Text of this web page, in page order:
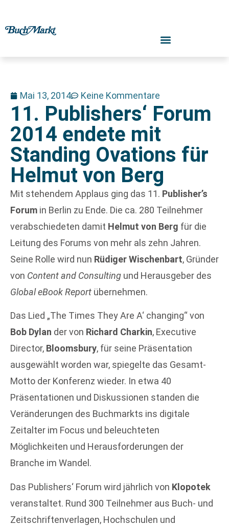
Mai 13, 2014 Keine Kommentare
11. Publishers‘ Forum
2014 endete mit
Standing Ovations für
Helmut von Berg
Mit stehendem Applaus ging das 11. Publisher’s
Forum in Berlin zu Ende. Die ca. 280 Teilnehmer
verabschiedeten damit Helmut von Berg für die
Leitung des Forums von mehr als zehn Jahren.
Seine Rolle wird nun Rüdiger Wischenbart, Gründer
von Content and Consulting und Herausgeber des
Global eBook Report übernehmen.
Das Lied „The Times They Are A‘ changing“ von
Bob Dylan der von Richard Charkin, Executive
Director, Bloomsbury, für seine Präsentation
ausgewählt worden war, spiegelte das Gesamt-
Motto der Konferenz wieder. In etwa 40
Präsentationen und Diskussionen standen die
Veränderungen des Buchmarkts ins digitale
Zeitalter im Focus und beleuchteten
Möglichkeiten und Herausforderungen der
Branche im Wandel.
Das Publishers‘ Forum wird jährlich von Klopotek
veranstaltet. Rund 300 Teilnehmer aus Buch- und
Zeitschriftenverlagen, Hochschulen und